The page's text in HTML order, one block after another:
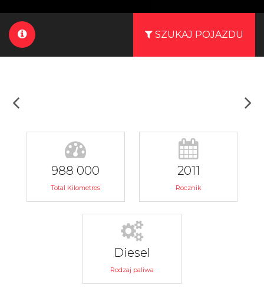
SZUKAJ POJAZDU
988 000
Total Kilometres
2011
Rocznik
Diesel
Rodzaj paliwa